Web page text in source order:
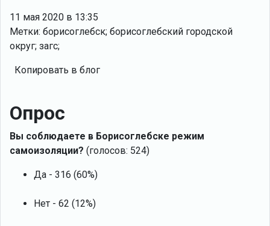
11 мая 2020 в 13:35
Метки: борисоглебск; борисоглебский городской
округ; загс;
Копировать в блог
Опрос
Вы соблюдаете в Борисоглебске режим
самоизоляции? (голосов: 524)
Да - 316 (60%)
Нет - 62 (12%)